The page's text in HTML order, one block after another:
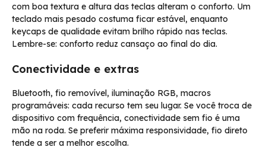
com boa textura e altura das teclas alteram o conforto. Um
teclado mais pesado costuma ficar estável, enquanto
keycaps de qualidade evitam brilho rápido nas teclas.
Lembre-se: conforto reduz cansaço ao final do dia.
Conectividade e extras
Bluetooth, fio removível, iluminação RGB, macros
programáveis: cada recurso tem seu lugar. Se você troca de
dispositivo com frequência, conectividade sem fio é uma
mão na roda. Se preferir máxima responsividade, fio direto
tende a ser a melhor escolha.